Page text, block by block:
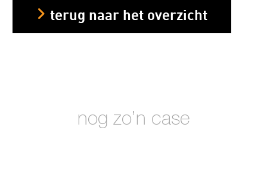
terug naar het overzicht
nog zo’n case